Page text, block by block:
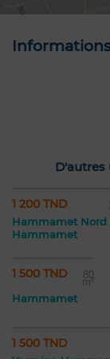
1 200 TND
Hammamet Nord
Hammamet
1 500 TND 80
m²
Hammamet
1 500 TND